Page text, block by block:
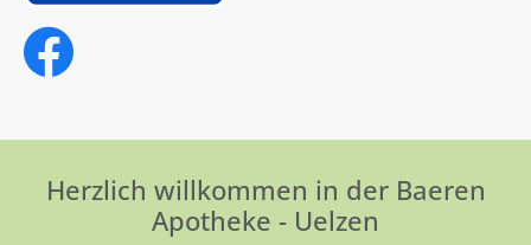
Herzlich willkommen in der Baeren
Apotheke - Uelzen